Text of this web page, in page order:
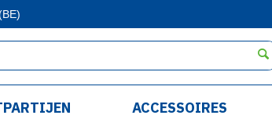
ACCESSOIRES